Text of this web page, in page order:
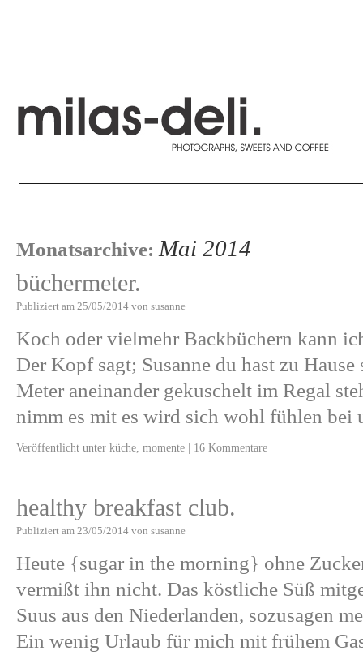
Monatsarchive: Mai 2014
büchermeter.
Publiziert am 25/05/2014 von susanne
Koch oder vielmehr Backbüchern kann
Der Kopf sagt; Susanne du hast zu
Meter aneinander gekuschelt im Regal
nimm es mit es wird sich wohl fühlen
Veröffentlicht unter küche momente | 16 Kommentare
healthy breakfast club.
Publiziert am 23/05/2014 von susanne
Heute {sugar in the morning} ohne
vermißt ihn nicht. Das köstliche Süß
Suus aus den Niederlanden, sozusagen
Ein wenig Urlaub für mich mit frühem